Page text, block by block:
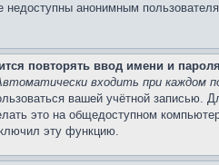
анонимным
повторять ввод имени и
входить при каждом
вашей учётной
это на общедоступном
эту функцию.